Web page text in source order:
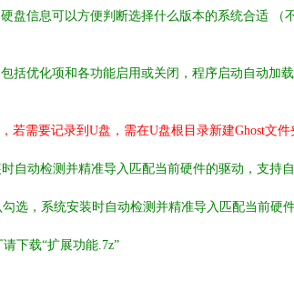
盘信息可以方便判断选择什么版本的系统合适 （
括优化项和各功能启用或关闭，程序启动自动加载
若需要记录到U盘，需在U盘根目录新建Ghost文
自动检测并精准导入匹配当前硬件的驱动，支持
勾选 ，系统安装时自动检测并精准导入匹配当前硬
下载“扩展功能.7z”